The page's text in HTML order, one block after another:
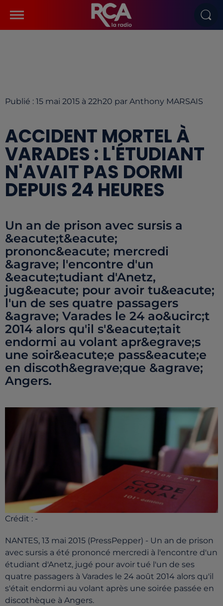
Publié : 15 mai 2015 à 22h20 par Anthony MARSAIS
ACCIDENT MORTEL À
VARADES : L'ÉTUDIANT
N'AVAIT PAS DORMI
DEPUIS 24 HEURES
Un an de prison avec sursis a
&eacute;t&eacute;
prononc&eacute; mercredi
&agrave; l'encontre d'un
&eacute;tudiant d'Anetz,
jug&eacute; pour avoir tu&eacute;
l'un de ses quatre passagers
&agrave; Varades le 24 ao&ucirc;t
2014 alors qu'il s'&eacute;tait
endormi au volant apr&egrave;s
une soir&eacute;e pass&eacute;e
en discoth&egrave;que &agrave;
Angers.
Crédit : -
NANTES, 13 mai 2015 (PressPepper) - Un an de prison
avec sursis a été prononcé mercredi à l'encontre d'un
étudiant d'Anetz, jugé pour avoir tué l'un de ses
quatre passagers à Varades le 24 août 2014 alors qu'il
s'était endormi au volant après une soirée passée en
discothèque à Angers.